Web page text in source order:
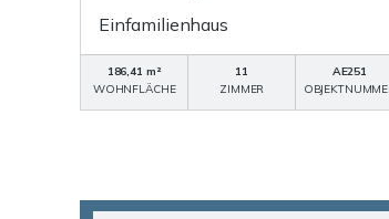
Einfamilienhaus
186,41 m²
WOHNFLÄCHE
11
ZIMMER
AE251